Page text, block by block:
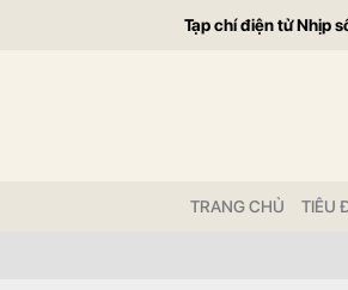
Tạp chí điện tử Nhịp
TRANG CHỦ TIÊU